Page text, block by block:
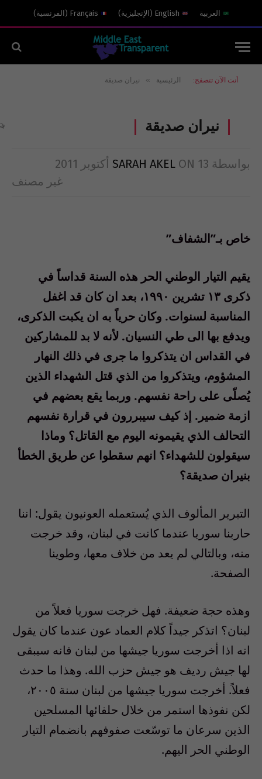
العربية English
( الإنجليزية)
Français
( الفرنسية)
أنت الآن تتصفح: الرئيسية » نيران صديقة
نيران صديقة
بواسطة SARAH AKEL ON 13 أكتوبر 2011
غير مصنف
خاص بـ”الشفاف”
يقيم التيار الوطني الحر هذه السنة قداساً في
ذكرى ١٣ تشرين ١٩٩٠، بعد ان كان قد اغفل
المناسبة لسنوات. وكان حرياً به ان يكبت الذكرى،
ويدفع بها الى طي النسيان. لأنه لا بد للمشاركين
في القداس ان يتذكروا ما جرى في ذلك النهار
المشؤوم، ويتذكروا من الذي قتل الشهداء الذين
يُصلّى على راحة نفسهم. وربما يقع بعضهم في
ازمة ضمير. إذ كيف سيبررون في قرارة نفسهم
التحالف الذي يقيمونه اليوم مع القاتل؟ وماذا
سيقولون للشهداء؟ انهم سقطوا عن طريق الخطأ
بنيران صديقة؟
التبرير المألوف الذي يُستعمله العونيون يقول: اننا
حاربنا سوريا عندما كانت في لبنان، وقد خرجت
منه، وبالتالي لم يعد من خلاف معها، وطوينا
الصفحة.
وهذه حجة ضعيفة. فهل خرجت سوريا فعلاً من
لبنان؟ اتذكر جيداً كلام العماد عون عندما كان يقول
انه اذا أخرجت سوريا جيشها من لبنان فانه سيبقى
لها جيش رديف هو جيش حزب الله. وهذا ما حدث
فعلاً. أخرجت سوريا جيشها من لبنان سنة ٢٠٠٥،
لكن نفوذها استمر من خلال حلفائها المسلحين
الذين سرعان ما توسّعت صفوفهم بانضمام التيار
الوطني الحر اليهم.